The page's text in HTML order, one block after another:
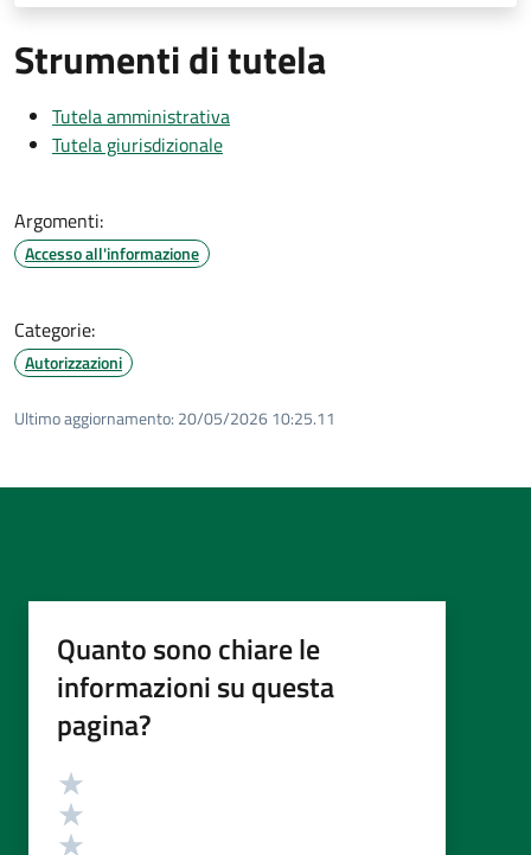
Strumenti di tutela
Tutela amministrativa
Tutela giurisdizionale
Argomenti:
Accesso all'informazione
Categorie:
Autorizzazioni
Ultimo aggiornamento: 20/05/2026 10:25.11
Quanto sono chiare le
informazioni su questa
pagina?
Valutazione